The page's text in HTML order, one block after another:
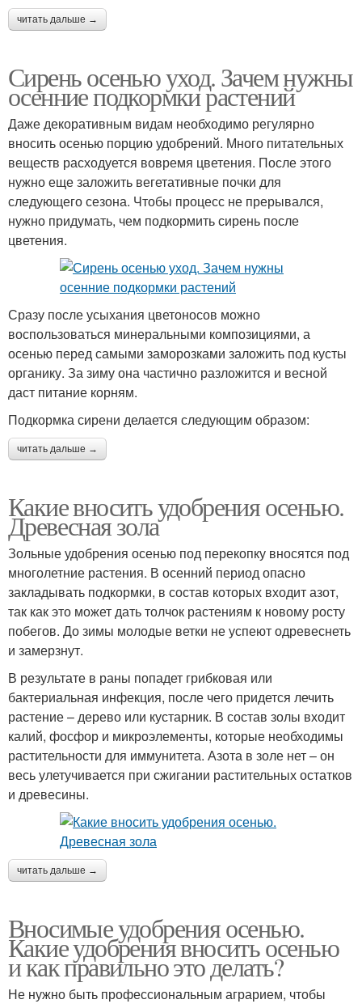
читать дальше →
Сирень осенью уход. Зачем нужны
осенние подкормки растений
Даже декоративным видам необходимо регулярно
вносить осенью порцию удобрений. Много питательных
веществ расходуется вовремя цветения. После этого
нужно еще заложить вегетативные почки для
следующего сезона. Чтобы процесс не прерывался,
нужно придумать, чем подкормить сирень после
цветения.
Сразу после усыхания цветоносов можно
воспользоваться минеральными композициями, а
осенью перед самыми заморозками заложить под кусты
органику. За зиму она частично разложится и весной
даст питание корням.
Подкормка сирени делается следующим образом:
читать дальше →
Какие вносить удобрения осенью.
Древесная зола
Зольные удобрения осенью под перекопку вносятся под
многолетние растения. В осенний период опасно
закладывать подкормки, в состав которых входит азот,
так как это может дать толчок растениям к новому росту
побегов. До зимы молодые ветки не успеют одревеснеть
и замерзнут.
В результате в раны попадет грибковая или
бактериальная инфекция, после чего придется лечить
растение – дерево или кустарник. В состав золы входит
калий, фосфор и микроэлементы, которые необходимы
растительности для иммунитета. Азота в золе нет – он
весь улетучивается при сжигании растительных остатков
и древесины.
читать дальше →
Вносимые удобрения осенью.
Какие удобрения вносить осенью
и как правильно это делать?
Не нужно быть профессиональным аграрием, чтобы